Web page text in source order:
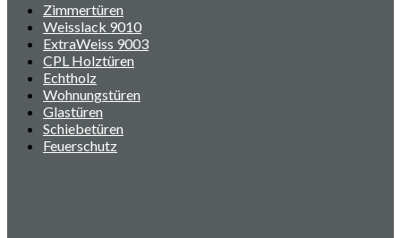
Zimmertüren
Weisslack 9010
ExtraWeiss 9003
CPL Holztüren
Echtholz
Wohnungstüren
Glastüren
Schiebetüren
Feuerschutz